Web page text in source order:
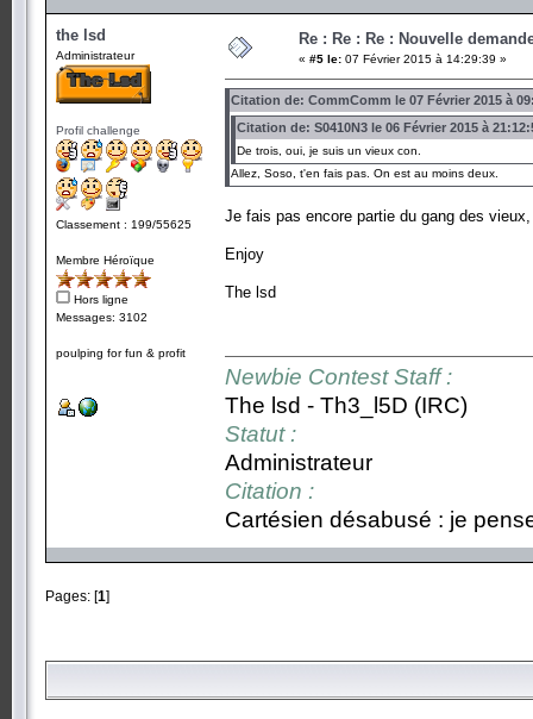
the lsd
Administrateur
Profil challenge
Classement : 199/55625
Membre Héroïque
Hors ligne
Messages: 3102
poulping for fun & profit
Re : Re : Re : Nouvelle
« #5 le: 07 Février 2015 à 14:29:39 »
Citation de: CommComm le 07 Février 2015 à
Citation de: S0410N3 le 06 Février 2015 à
De trois, oui, je suis un vieux con.
Allez, Soso, t'en fais pas. On est au moins deux.
Je fais pas encore partie du gang des
Enjoy
The lsd
Newbie Contest Staff :
The lsd - Th3_l5D (IRC)
Statut :
Administrateur
Citation :
Cartésien désabusé : je
Pages: [1]